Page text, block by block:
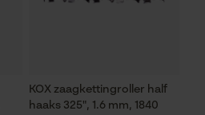
KOX zaagkettingroller half
haaks 325", 1.6 mm, 1840